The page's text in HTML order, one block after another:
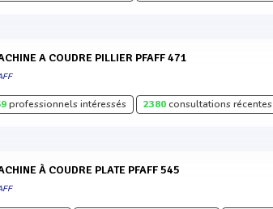
A COUDRE PILLIER PFAFF 471
professionnels intéressés 2380consultations récentes
À COUDRE PLATE PFAFF 545